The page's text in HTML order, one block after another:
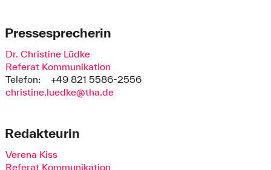
Pressesprecherin
Dr. Christine Lüdke
Referat Kommunikation
Telefon:
+49 821 5586-2556
christine.luedke@tha.de
Redakteurin
Verena Kiss
Referat Kommunikation